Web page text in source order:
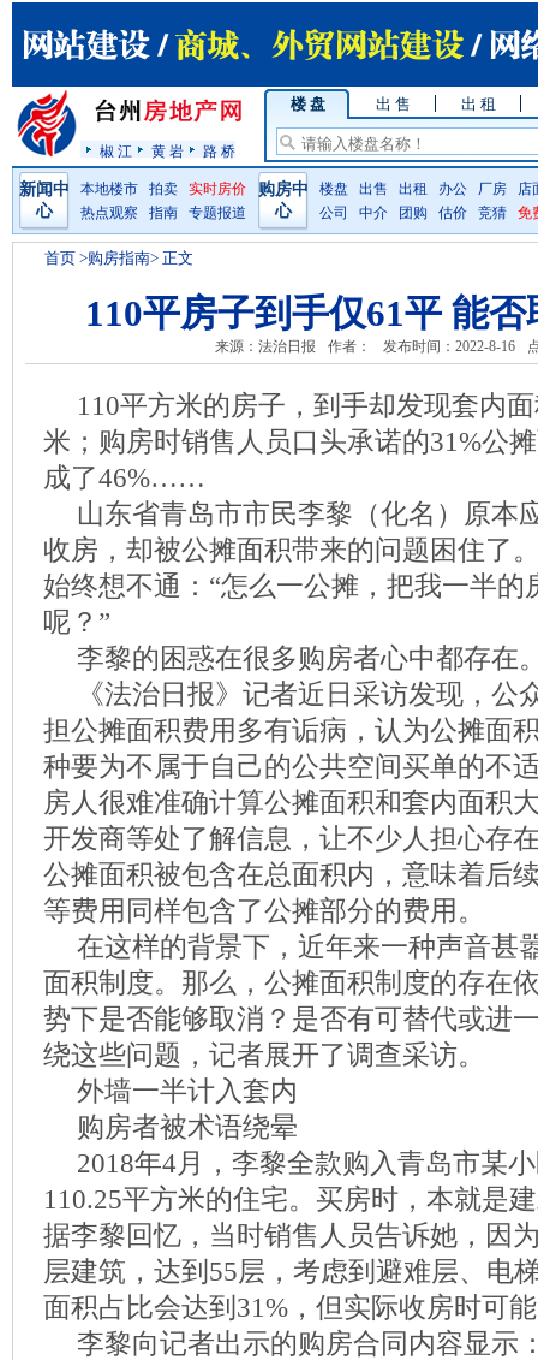
椒 江 黄 岩 路 桥
楼 盘 出 售 出 租
新闻中
心
本地楼市 拍卖
实时房价
热点观察
指南 专题报道
购房中
心
楼盘 出售 出租 办公 厂房
店
公司
中介 团购 估价 竞猜 免
首页 >购房指南> 正文
110平房子到手仅61平 能
来源：法治日报 作者： 发布时间：2022-8-16
110平方米的房子，到手却发现套内
米；购房时销售人员口头承诺的31%公
成了46%……
山东省青岛市市民李黎（化名）原本
收房，却被公摊面积带来的问题困住了
始终想不通：“怎么一公摊，把我一半的
呢？”
李黎的困惑在很多购房者心中都存在
《法治日报》记者近日采访发现，公
担公摊面积费用多有诟病，认为公摊面
种要为不属于自己的公共空间买单的不
房人很难准确计算公摊面积和套内面积
开发商等处了解信息，让不少人担心存
公摊面积被包含在总面积内，意味着后
等费用同样包含了公摊部分的费用。
在这样的背景下，近年来一种声音
面积制度。那么，公摊面积制度的存在
势下是否能够取消？是否有可替代或进
绕这些问题，记者展开了调查采访。
外墙一半计入套内
购房者被术语绕晕
2018年4月，李黎全款购入青岛市某
110.25平方米的住宅。买房时，本就是
据李黎回忆，当时销售人员告诉她，因
层建筑，达到55层，考虑到避难层、电
面积占比会达到31%，但实际收房时可
李黎向记者出示的购房合同内容显示